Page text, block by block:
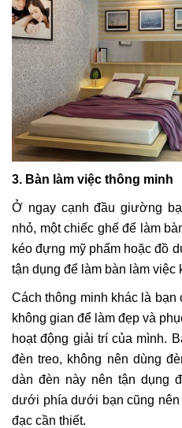
3. Bàn làm việc thông minh
Ở ngay cạnh đầu giường
nhỏ, một chiếc ghế để làm
kéo đựng mỹ phẩm hoặc đồ
tận dụng để làm bàn làm việc
Cách thông minh khác là
không gian để làm đẹp và
hoạt động giải trí của mình.
đèn treo, không nên dùng
dàn đèn này nên tận dụng
dưới phía dưới bạn cũng
đạc cần thiết.